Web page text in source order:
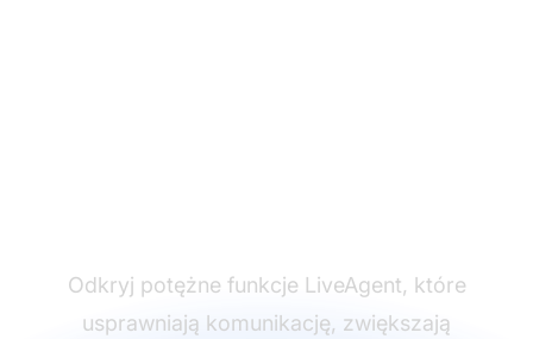
Odkryj potężne funkcje LiveAgent, które
usprawniają komunikację, zwiększają